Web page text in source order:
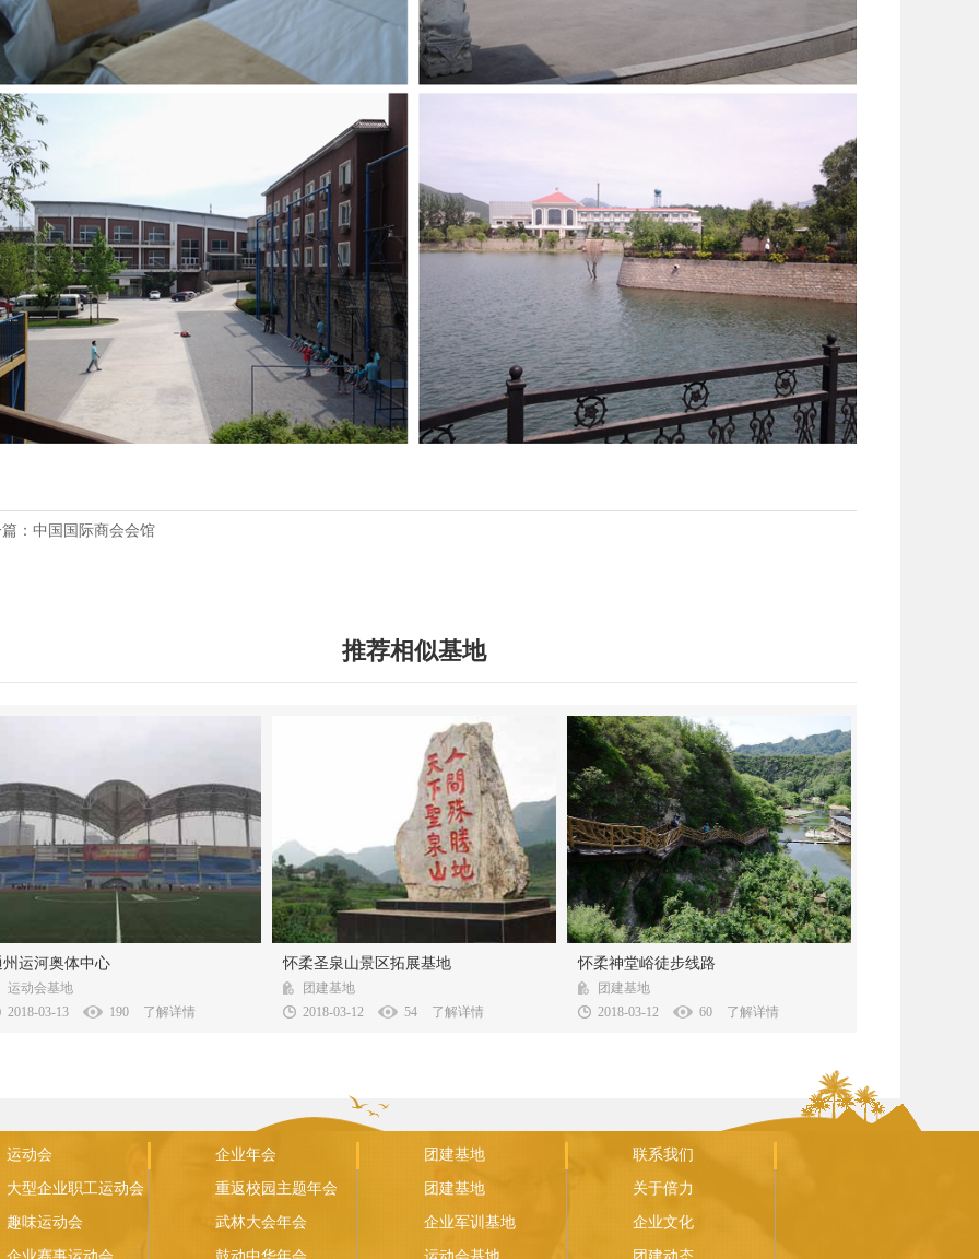
：中国国际商会会馆
推荐相似基地
奥体中心位于通州奥体公园内，占地面积
万平方米。园内设置项目有标准田径...
州运河奥体中心
运动会基地
2018-03-13
190 了解详情
圣泉山旅游景区位于怀柔区桥梓镇口头村，距
怀柔城6公里。景区地处红螺寺、慕田峪长城...
怀柔圣泉山景区拓展基地
团建基地
2018-03-12
54 了解详情
2014年秋，为迎接APEC会议在怀柔召开、提升
雁栖湖周边景区环境和接待水平，位...
怀柔神堂峪徒步线路
团建基地
2018-03-12
60 了解详情
运动会
大型企业职工运动会
趣味运动会
企业年会
重返校园主题年会
武林大会年会
团建基地
团建基地
企业军训基地
联系我们
关于倍力
企业文化